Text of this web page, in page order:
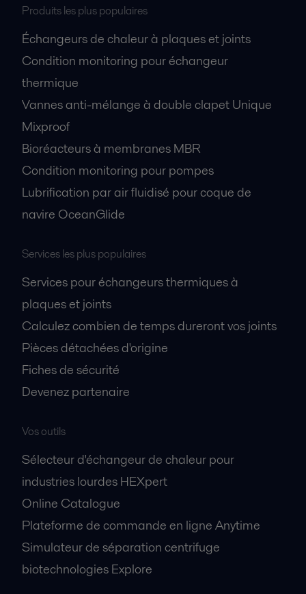
Produits les plus populaires
Échangeurs de chaleur à plaques et joints
Condition monitoring pour échangeur
thermique
Vannes anti-mélange à double clapet Unique
Mixproof
Bioréacteurs à membranes MBR
Condition monitoring pour pompes
Lubrification par air fluidisé pour coque de
navire OceanGlide
Services les plus populaires
Services pour échangeurs thermiques à
plaques et joints
Calculez combien de temps dureront vos joints
Pièces détachées d'origine
Fiches de sécurité
Devenez partenaire
Vos outils
Sélecteur d'échangeur de chaleur pour
industries lourdes HEXpert
Online Catalogue
Plateforme de commande en ligne Anytime
Simulateur de séparation centrifuge
biotechnologies Explore